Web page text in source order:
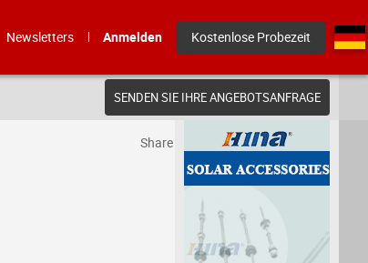
Newsletters Anmelden Kostenlose Probezeit
SENDEN SIE IHRE ANGEBOTSANFRAGE
Share